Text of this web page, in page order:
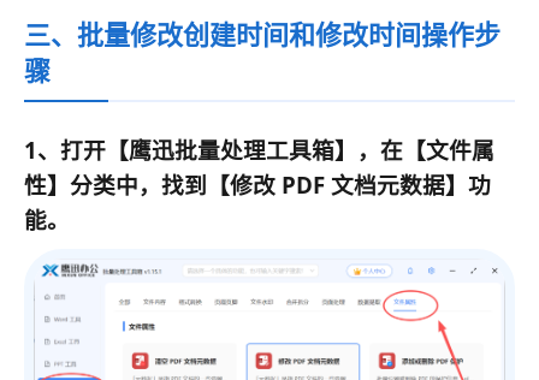
三、批量修改创建时间和修改时间操作步
骤
1、打开【鹰迅批量处理工具箱】，在【文件属
性】分类中，找到【修改 PDF 文档元数据】功
能。